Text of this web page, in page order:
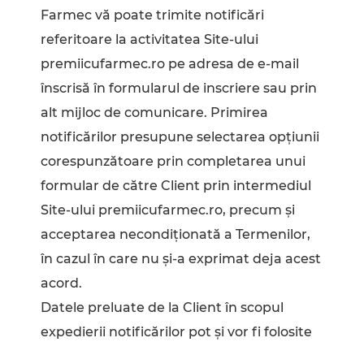
Farmec vă poate trimite notificări
referitoare la activitatea Site-ului
premiicufarmec.ro pe adresa de e-mail
înscrisă în formularul de inscriere sau prin
alt mijloc de comunicare. Primirea
notificărilor presupune selectarea opțiunii
corespunzătoare prin completarea unui
formular de către Client prin intermediul
Site-ului premiicufarmec.ro, precum și
acceptarea necondiționată a Termenilor,
în cazul în care nu și-a exprimat deja acest
acord.
Datele preluate de la Client în scopul
expedierii notificărilor pot și vor fi folosite